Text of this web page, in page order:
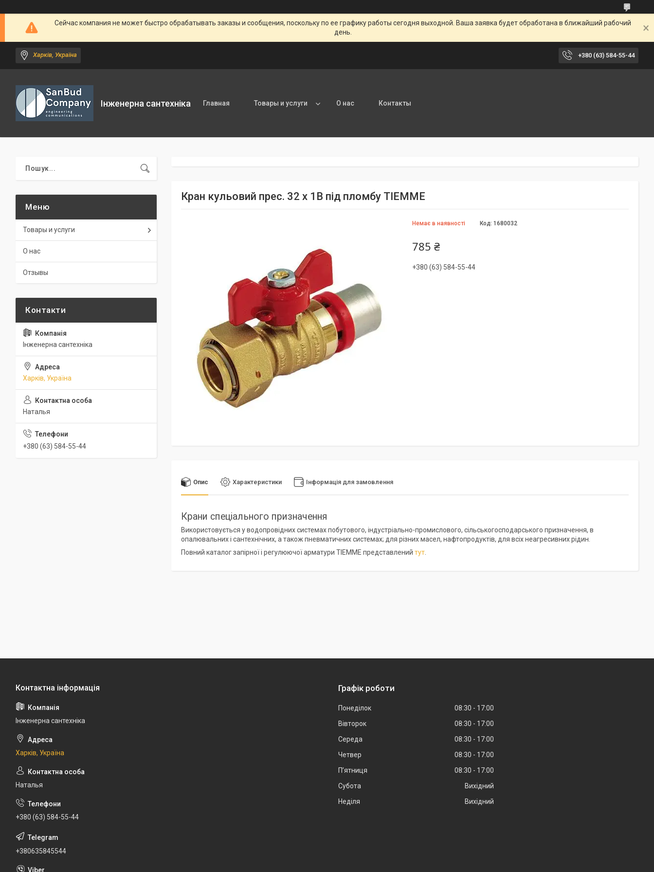
Сейчас компания не может быстро обрабатывать заказы и сообщения, поскольку по ее графику работы сегодня выходной. Ваша заявка будет обработана в ближайший рабочий
день.
Харків, Україна +380 (63) 584-55-44
Інженерна сантехніка Главная Товары и услуги О нас Контакты
Кран кульовий прес. 32 х 1В під пломбу TIEMME
Немає в наявності Код: 1680032
785 ₴
+380 (63) 584-55-44
Опис Характеристики Інформація для замовлення
Крани спеціального призначення
Використовується у водопровідних системах побутового, індустріально-промислового, сільськогосподарського призначення, в
опалювальних і сантехнічних, а також пневматичних системах; для різних масел, нафтопродуктів, для всіх неагресивних рідин.
Повний каталог запірної і регулюючої арматури TIEMME представлений тут
Товары и услуги
О нас
Отзывы
Інженерна сантехніка
Харків, Україна
Наталья
+380 (63) 584-55-44
Інженерна сантехніка
Харків, Україна
Наталья
+380 (63) 584-55-44
+380635845544
Графік роботи
Понеділок 08:30
17:00
Вівторок
08:30
17:00
Середа
08:30
17:00
Четвер
08:30
17:00
Пʼятниця
08:30
17:00
Субота
Вихідний
Неділя
Вихідний